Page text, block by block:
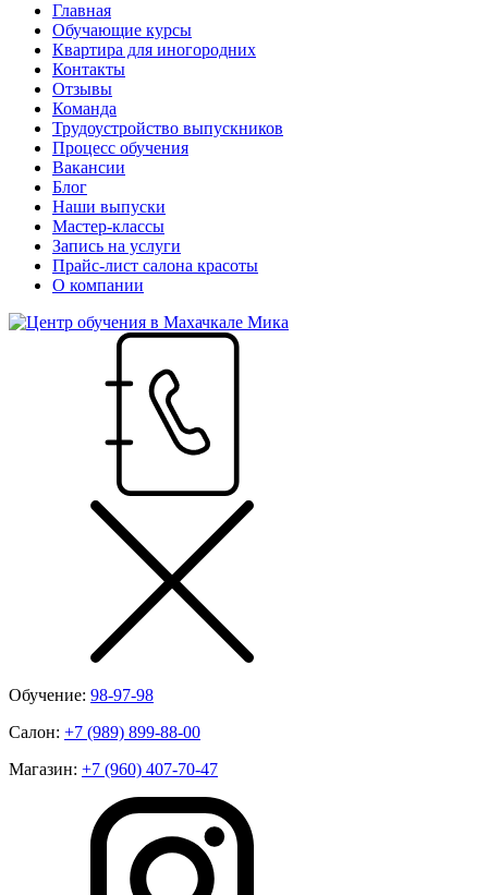
Главная
Обучающие курсы
Квартира для иногородних
Контакты
Отзывы
Команда
Трудоустройство выпускников
Процесс обучения
Вакансии
Блог
Наши выпуски
Мастер-классы
Запись на услуги
Прайс-лист салона красоты
О компании
Обучение: 98-97-98
Салон: +7 (989) 899-88-00
Магазин: +7 (960) 407-70-47